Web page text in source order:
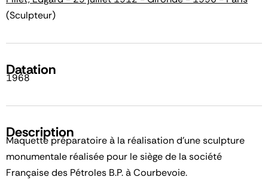
(Sculpteur)
Datation
1968
Description
Maquette préparatoire à la réalisation d'une sculpture
monumentale réalisée pour le siège de la société
Française des Pétroles B.P. à Courbevoie.